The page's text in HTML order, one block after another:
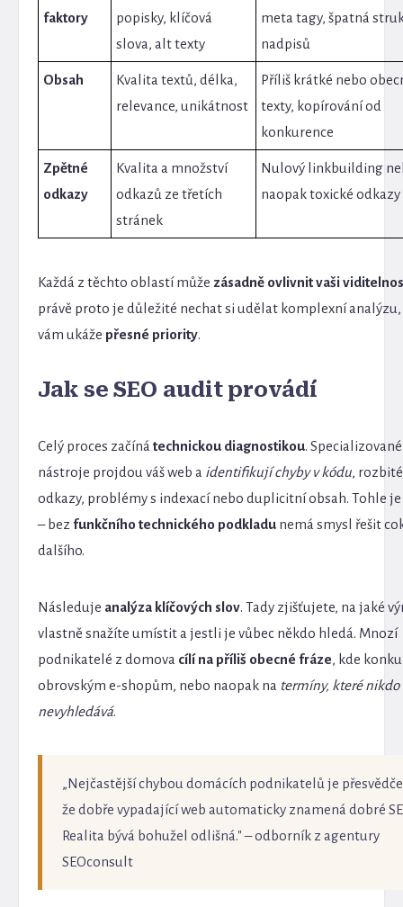
faktory
popisky, klíčová
slova, alt texty
meta tagy, špatná
nadpisů
Obsah
Kvalita textů, délka,
relevance, unikátnost
Příliš krátké nebo
texty, kopírování od
konkurence
Zpětné
odkazy
Kvalita a množství
odkazů ze třetích
stránek
Nulový linkbuilding
naopak toxické odkazy
Každá z těchto oblastí může zásadně ovlivnit vaši
právě proto je důležité nechat si udělat komplexní
vám ukáže přesné priority.
Jak se SEO audit provádí
Celý proces začínátechnickou diagnostikou. Specializované
nástroje projdou váš web a identifikují chyby v kódu, rozbité
odkazy, problémy s indexací nebo duplicitní obsah. Tohle
– bezfunkčního technického podkladu nemá smysl řešit
dalšího.
Následuje analýza klíčových slov. Tady zjišťujete, na jaké
vlastně snažíte umístit a jestli je vůbec někdo hledá. Mnozí
podnikatelé z domova cílí na příliš obecné fráze, kde
obrovským e-shopům, nebo naopak na termíny, které nikdo
nevyhledává.
„Nejčastější chybou domácích podnikatelů je
že dobře vypadající web automaticky znamená dobré
Realita bývá bohužel odlišná." – odborník z agentury
SEOconsult